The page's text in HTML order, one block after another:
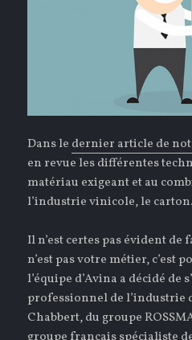
Dans le dernier article de
en revue les différentes
matériau exigeant et au
l’industrie vinicole, le carton.
Il n’est certes pas évident
n’est pas votre métier, c’est
l’équipe d’Avina a décidé de
professionnel de l’industrie
Chabbert, du groupe